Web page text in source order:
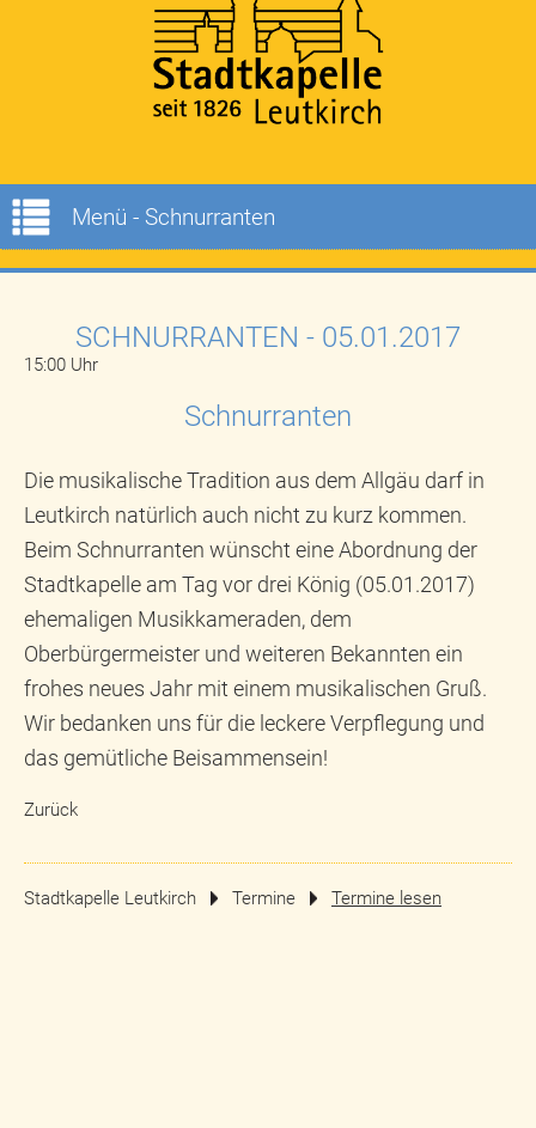
Menü - Schnurranten
SCHNURRANTEN - 05.01.2017
15:00 Uhr
Schnurranten
Die musikalische Tradition aus dem Allgäu darf in
Leutkirch natürlich auch nicht zu kurz kommen.
Beim Schnurranten wünscht eine Abordnung der
Stadtkapelle am Tag vor drei König (05.01.2017)
ehemaligen Musikkameraden, dem
Oberbürgermeister und weiteren Bekannten ein
frohes neues Jahr mit einem musikalischen Gruß.
Wir bedanken uns für die leckere Verpflegung und
das gemütliche Beisammensein!
Zurück
Stadtkapelle Leutkirch Termine Termine lesen